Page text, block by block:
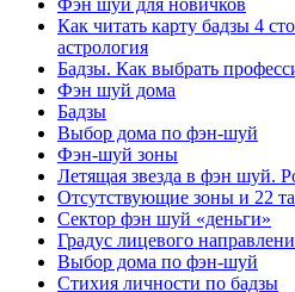
Фэн шуй для новичков
Как читать карту бадзы 4
астрология
Бадзы. Как выбрать
Фэн шуй дома
Бадзы
Выбор дома по фэн-шуй
Фэн-шуй зоны
Летящая звезда в фэн шуй.
Отсутствующие зоны и 22
Сектор фэн шуй «деньги»
Градус лицевого
Выбор дома по фэн-шуй
Стихия личности по бадзы